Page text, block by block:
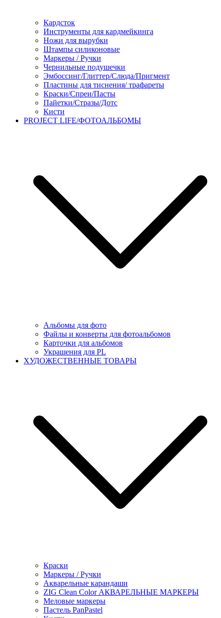
Кардсток
Инструменты для кардмейкинга
Ножи для вырубки
Штампы силиконовые
Маркеры / Ручки
Чернильные подушечки
Эмбоссинг/Глиттер/Слюда/Пригмент
Пластины для тиснения/ трафареты
Краски/Спреи/Пасты
Пайетки/Стразы/Дотс
Кисти
PROJECT LIFE/ФОТОАЛЬБОМЫ
Альбомы для фото
Файлы и конверты для фотоальбомов
Карточки для альбомов
Украшения для PL
ХУДОЖЕСТВЕННЫЕ ТОВАРЫ
Краски
Маркеры / Ручки
Акварельные карандаши
ZIG Clean Color АКВАРЕЛЬНЫЕ МАРКЕРЫ
Меловые маркеры
Пастель PanPastel